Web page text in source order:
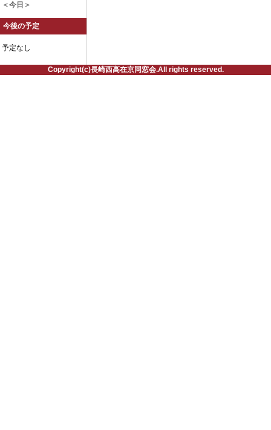
＜今日＞
今後の予定
予定なし
Copyright(c)長崎西高在京同窓会.All rights reserved.